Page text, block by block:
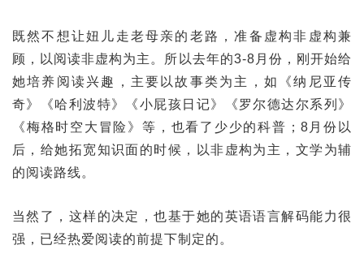
既然不想让妞儿走老母亲的老路，准备虚构非虚构兼
顾，以阅读非虚构为主。所以去年的3-8月份，刚开始给
她培养阅读兴趣，主要以故事类为主，如《纳尼亚传
奇》《哈利波特》《小屁孩日记》《罗尔德达尔系列》
《梅格时空大冒险》等，也看了少少的科普；8月份以
后，给她拓宽知识面的时候，以非虚构为主，文学为辅
的阅读路线。
当然了，这样的决定，也基于她的英语语言解码能力很
强，已经热爱阅读的前提下制定的。